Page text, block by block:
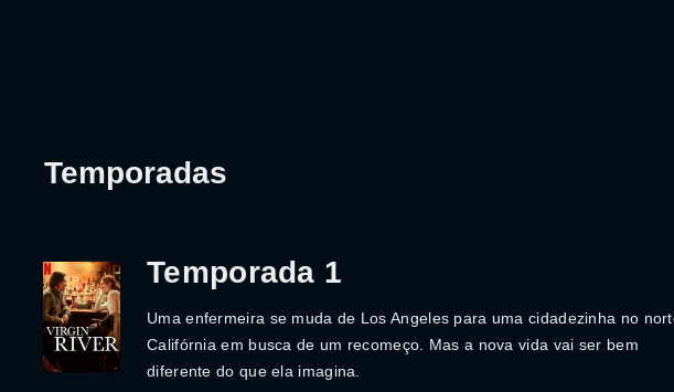
Temporadas
Temporada 1
Uma enfermeira se muda de Los Angeles para uma cidadezinha no
Califórnia em busca de um recomeço. Mas a nova vida vai ser bem
diferente do que ela imagina.